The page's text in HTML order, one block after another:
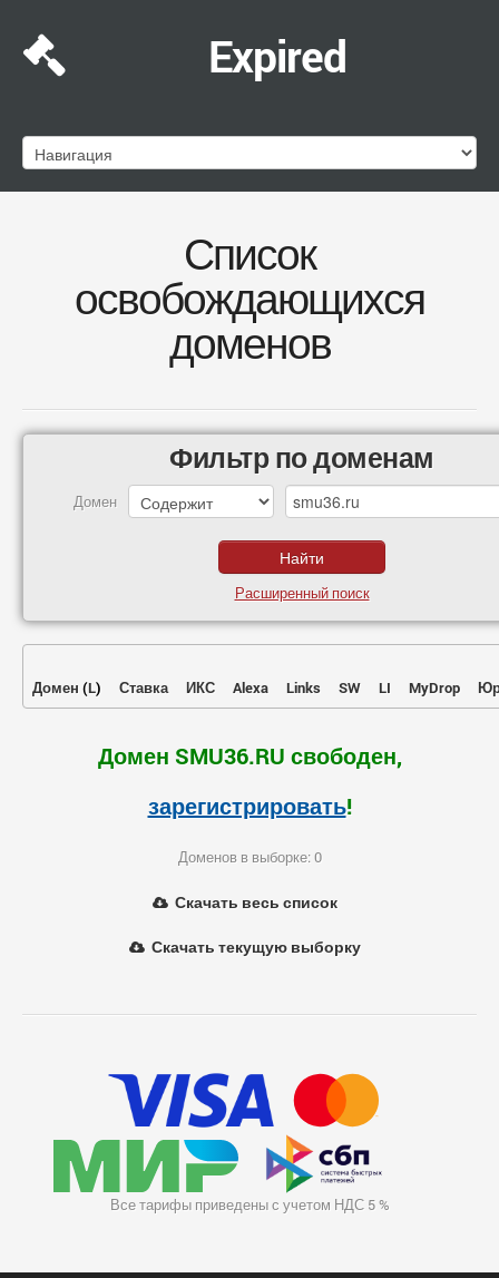
Expired
Список
освобождающихся
доменов
Фильтр по доменам
Домен
Расширенный поиск
Домен (L) Ставка ИКС Alexa Links SW LI MyDrop
Домен SMU36.RU свободен,
зарегистрировать!
Доменов в выборке: 0
Скачать весь список
Скачать текущую выборку
Все тарифы приведены с учетом НДС 5 %